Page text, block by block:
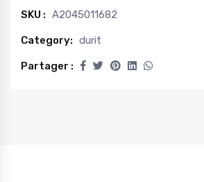
SKU : A2045011682
Category: durit
Partager :